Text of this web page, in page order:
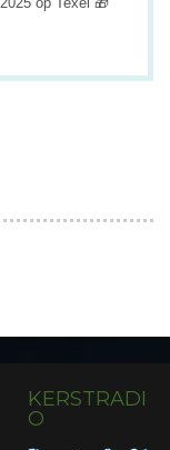
KERSTRADI
O